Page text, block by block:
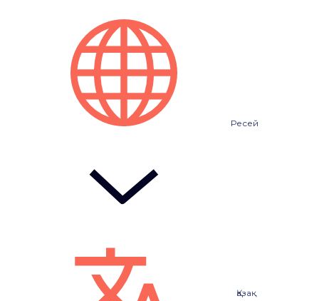
Ресей
Қазақ